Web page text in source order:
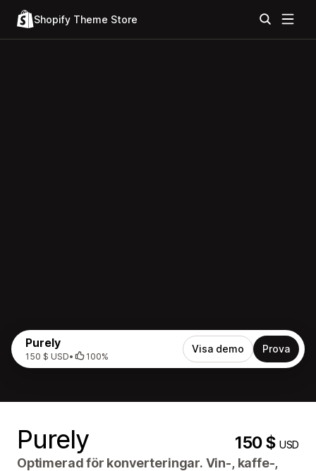
Shopify Theme Store
Purely
150 $ USD• 100%
Visa demo Prova
Purely 150 $USD
Optimerad för konverteringar. Vin-, kaffe-,